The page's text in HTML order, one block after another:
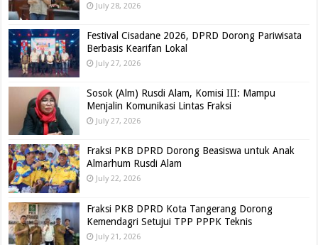
July 28, 2026
Festival Cisadane 2026, DPRD Dorong Pariwisata
Berbasis Kearifan Lokal
July 27, 2026
Sosok (Alm) Rusdi Alam, Komisi III: Mampu
Menjalin Komunikasi Lintas Fraksi
July 27, 2026
Fraksi PKB DPRD Dorong Beasiswa untuk Anak
Almarhum Rusdi Alam
July 22, 2026
Fraksi PKB DPRD Kota Tangerang Dorong
Kemendagri Setujui TPP PPPK Teknis
July 21, 2026